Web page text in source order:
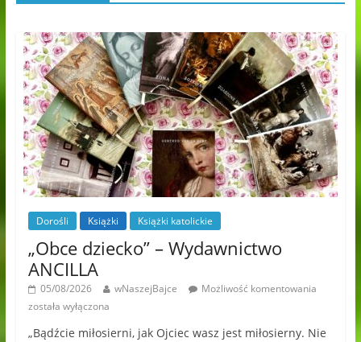
Dorośli Książki Książki katolickie
„Obce dziecko” – Wydawnictwo
ANCILLA
05/08/2026 wNaszejBajce
Możliwość komentowania
została wyłączona
„Bądźcie miłosierni, jak Ojciec wasz jest miłosierny. Nie